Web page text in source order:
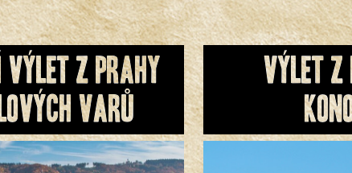
Výlet z Prahy
Varů
Výlet z